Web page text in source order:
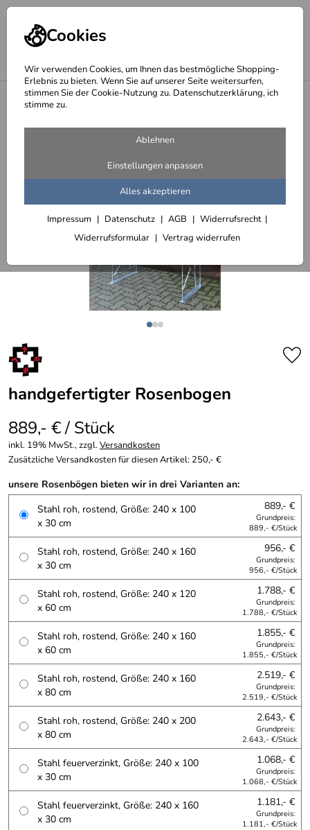
Cookies
Wir verwenden Cookies, um Ihnen das bestmögliche Shopping-
Erlebnis zu bieten. Wenn Sie auf unserer Seite weitersurfen,
stimmen Sie der Cookie-Nutzung zu. Datenschutzerklärung, ich
stimme zu.
Ablehnen
Einstellungen anpassen
Alles akzeptieren
Impressum Datenschutz AGB
Widerrufsrecht
Widerrufsformular
Vertrag widerrufen
Rosenbögen, Rankbögen
handgefertigter Rosenbogen
889,- € / Stück
inkl. 19% MwSt., zzgl.Versandkosten
Zusätzliche Versandkosten für diesen Artikel: 250,- €
unsere Rosenbögen bieten wir in drei Varianten an:
Stahl roh, rostend, Größe: 240 x 100
x 30 cm
889,- €
Grundpreis:
889,- €/Stück
Stahl roh, rostend, Größe: 240 x 160
x 30 cm
956,- €
Grundpreis:
956,- €/Stück
Stahl roh, rostend, Größe: 240 x 120
x 60 cm
1.788,- €
Grundpreis:
1.788,- €/Stück
Stahl roh, rostend, Größe: 240 x 160
x 60 cm
1.855,- €
Grundpreis:
1.855,- €/Stück
Stahl roh, rostend, Größe: 240 x 160
x 80 cm
2.519,- €
Grundpreis:
2.519,- €/Stück
Stahl roh, rostend, Größe: 240 x 200
x 80 cm
2.643,- €
Grundpreis:
2.643,- €/Stück
Stahl feuerverzinkt, Größe: 240 x 100
x 30 cm
1.068,- €
Grundpreis:
1.068,- €/Stück
Stahl feuerverzinkt, Größe: 240 x 160
x 30 cm
1.181,- €
Grundpreis:
1.181,- €/Stück